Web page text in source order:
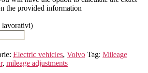
the provided information
lavorativi)
Electric vehicles, Volvo Tag: Mileage
, mileage adjustments